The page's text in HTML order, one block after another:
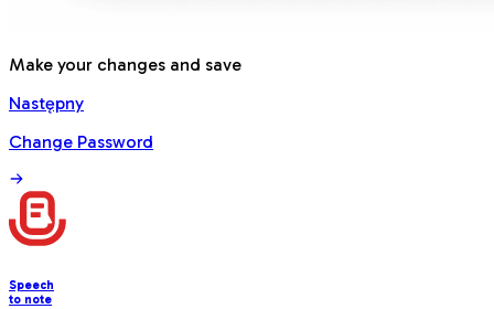
Make your changes and save
Następny
Change Password
Speech
to note